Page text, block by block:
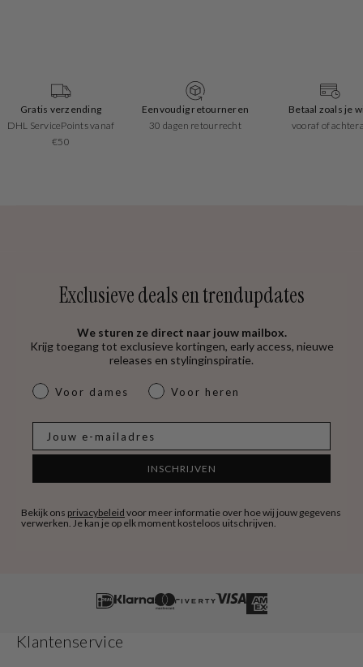
Eenvoudig retourneren
30 dagen retourrecht
Betaal zoals je wilt
vooraf of achteraf
Uitstekende
Trusted Shops geeft
Exclusieve deals en trendupdates
We sturen ze direct naar jouw mailbox.
Krijg toegang tot exclusieve kortingen, early access, nieuwe
releases en stylinginspiratie.
dames & heren
Voor dames Voor heren
INSCHRIJVEN
Bekijk ons privacybeleid voor meer informatie over hoe wij jouw gegevens
verwerken. Je kan je op elk moment kosteloos uitschrijven.
Klantenservice